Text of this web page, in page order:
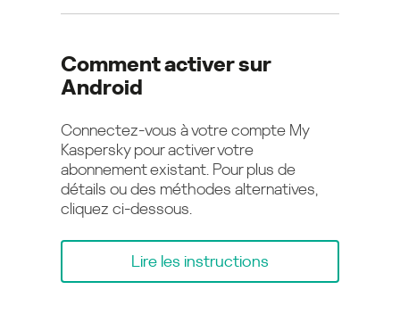
Comment activer sur
Android
Connectez-vous à votre compte My
Kaspersky pour activer votre
abonnement existant. Pour plus de
détails ou des méthodes alternatives,
cliquez ci-dessous.
Lire les instructions